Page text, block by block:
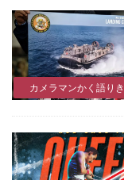
カメラマンかく語りき